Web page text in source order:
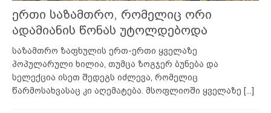
ერთი საზამთრო, რომელიც ორი
ადამიანის წონას უტოლდებოდა
საზამთრო ზაფხულის ერთ-ერთი ყველაზე
პოპულარული ხილია, თუმცა ზოგჯერ ბუნება და
სელექცია ისეთ შედეგს იძლევა, რომელიც
წარმოსახვასაც კი აღემატება. მსოფლიოში ყველაზე [...]